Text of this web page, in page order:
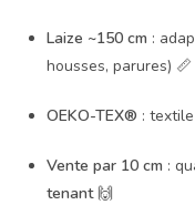
Laize ~150 cm :
housses, parures) 📏
OEKO-TEX® :
Vente par 10 cm :
tenant🙌